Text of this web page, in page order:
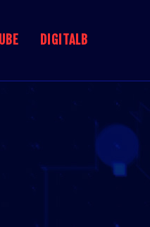
DIGITALB